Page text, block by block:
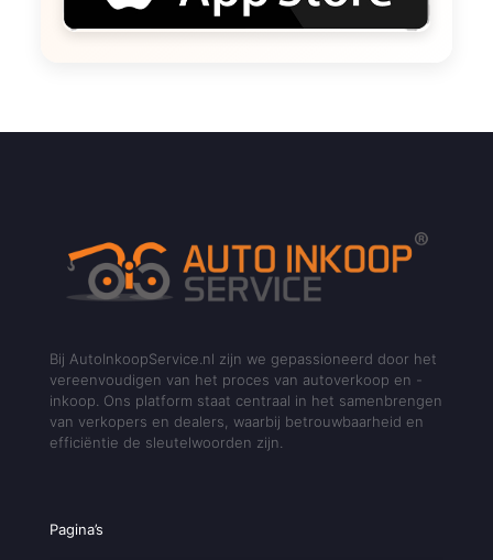
Bij AutoInkoopService.nl zijn we gepassioneerd door het
vereenvoudigen van het proces van autoverkoop en -
inkoop. Ons platform staat centraal in het samenbrengen
van verkopers en dealers, waarbij betrouwbaarheid en
efficiëntie de sleutelwoorden zijn.
Pagina’s